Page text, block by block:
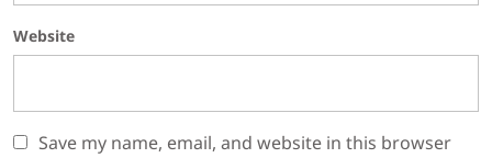
Website
Save my name, email, and website in this browser